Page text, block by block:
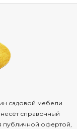
садовой мебели
справочный
публичной офертой,